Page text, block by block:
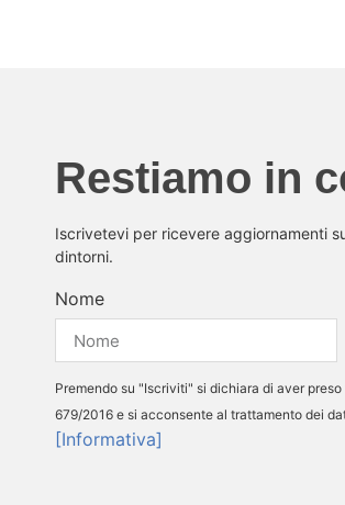
Restiamo in
Iscrivetevi per ricevere aggiornamenti
dintorni.
Nome
Premendo su "Iscriviti" si dichiara di aver
679/2016 e si acconsente al trattamento dei
[Informativa]